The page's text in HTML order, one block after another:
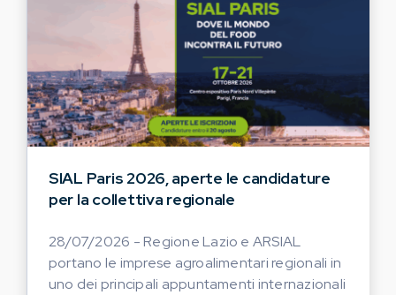
SIAL Paris 2026, aperte le candidature
per la collettiva regionale
28/07/2026 - Regione Lazio e ARSIAL
portano le imprese agroalimentari regionali in
uno dei principali appuntamenti internazionali